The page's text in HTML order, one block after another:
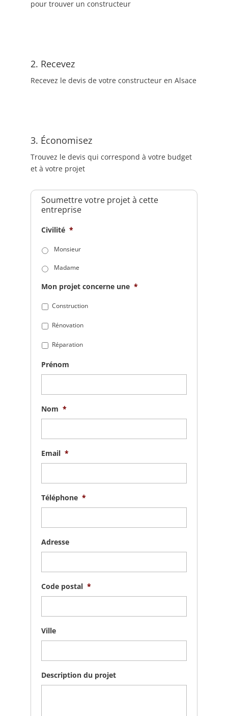
pour trouver un constructeur
2. Recevez
Recevez le devis de votre constructeur en Alsace
3. Économisez
Trouvez le devis qui correspond à votre budget
et à votre projet
Soumettre votre projet à cette
entreprise
Civilité *
Monsieur
Madame
Mon projet concerne une *
Construction
Rénovation
Réparation
Prénom
Nom *
Email *
Téléphone *
Adresse
Code postal *
Ville
Description du projet